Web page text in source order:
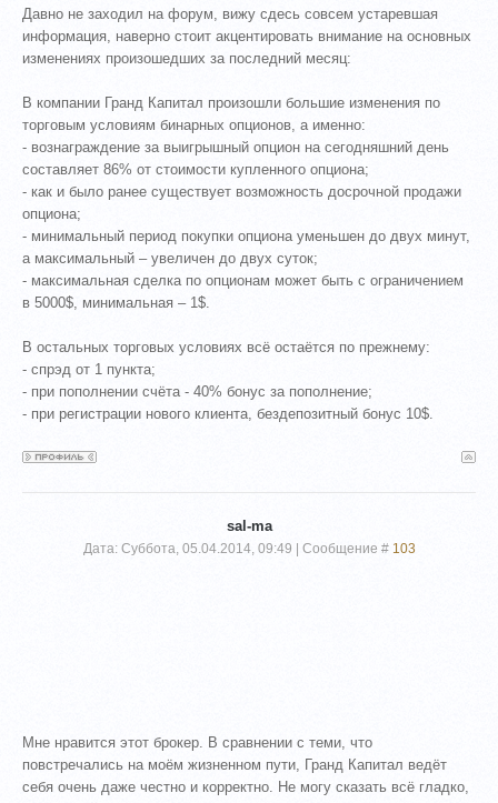
Давно не заходил на форум, вижу сдесь совсем устаревшая
информация, наверно стоит акцентировать внимание на основных
изменениях произошедших за последний месяц:
В компании Гранд Капитал произошли большие изменения по
торговым условиям бинарных опционов, а именно:
- вознаграждение за выигрышный опцион на сегодняшний день
составляет 86% от стоимости купленного опциона;
- как и было ранее существует возможность досрочной продажи
опциона;
- минимальный период покупки опциона уменьшен до двух минут,
а максимальный – увеличен до двух суток;
- максимальная сделка по опционам может быть с ограничением
в 5000$, минимальная – 1$.
В остальных торговых условиях всё остаётся по прежнему:
- спрэд от 1 пункта;
- при пополнении счёта - 40% бонус за пополнение;
- при регистрации нового клиента, бездепозитный бонус 10$.
sal-ma
Дата: Суббота, 05.04.2014, 09:49 | Сообщение # 103
Мне нравится этот брокер. В сравнении с теми, что
повстречались на моём жизненном пути, Гранд Капитал ведёт
себя очень даже честно и корректно. Не могу сказать всё гладко,